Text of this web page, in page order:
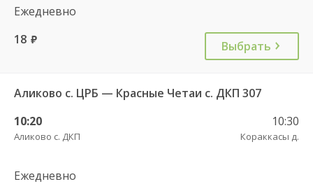
Ежедневно
18 руб. Выбрать
Аликово с. ЦРБ — Красные Четаи с. ДКП 307
10:20
Аликово с. ДКП
10:30
Кораккасы д.
Ежедневно